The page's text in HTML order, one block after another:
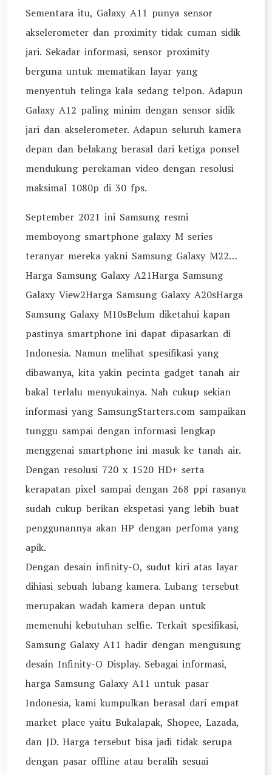
Sementara itu, Galaxy A11 punya sensor
akselerometer dan proximity tidak cuman sidik
jari. Sekadar informasi, sensor proximity
berguna untuk mematikan layar yang
menyentuh telinga kala sedang telpon. Adapun
Galaxy A12 paling minim dengan sensor sidik
jari dan akselerometer. Adapun seluruh kamera
depan dan belakang berasal dari ketiga ponsel
mendukung perekaman video dengan resolusi
maksimal 1080p di 30 fps.
September 2021 ini Samsung resmi
memboyong smartphone galaxy M series
teranyar mereka yakni Samsung Galaxy M22…
Harga Samsung Galaxy A21Harga Samsung
Galaxy View2Harga Samsung Galaxy A20sHarga
Samsung Galaxy M10sBelum diketahui kapan
pastinya smartphone ini dapat dipasarkan di
Indonesia. Namun melihat spesifikasi yang
dibawanya, kita yakin pecinta gadget tanah air
bakal terlalu menyukainya. Nah cukup sekian
informasi yang SamsungStarters.com sampaikan
tunggu sampai dengan informasi lengkap
menggenai smartphone ini masuk ke tanah air.
Dengan resolusi 720 x 1520 HD+ serta
kerapatan pixel sampai dengan 268 ppi rasanya
sudah cukup berikan ekspetasi yang lebih buat
penggunannya akan HP dengan perfoma yang
apik.
Dengan desain infinity-O, sudut kiri atas layar
dihiasi sebuah lubang kamera. Lubang tersebut
merupakan wadah kamera depan untuk
memenuhi kebutuhan selfie. Terkait spesifikasi,
Samsung Galaxy A11 hadir dengan mengusung
desain Infinity-O Display. Sebagai informasi,
harga Samsung Galaxy A11 untuk pasar
Indonesia, kami kumpulkan berasal dari empat
market place yaitu Bukalapak, Shopee, Lazada,
dan JD. Harga tersebut bisa jadi tidak serupa
dengan pasar offline atau beralih sesuai